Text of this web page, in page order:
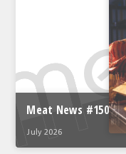
Meat News #150
July 2026